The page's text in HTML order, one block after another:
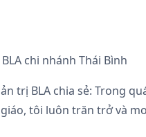
chi nhánh Thái Bình
trị BLA chia sẻ:
tôi luôn trăn trở và